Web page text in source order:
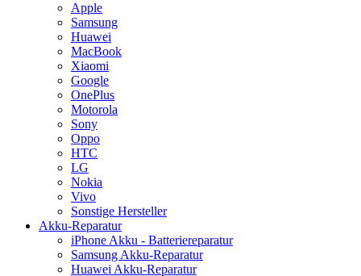
Apple
Samsung
Huawei
MacBook
Xiaomi
Google
OnePlus
Motorola
Sony
Oppo
HTC
LG
Nokia
Vivo
Sonstige Hersteller
Akku-Reparatur
iPhone Akku - Batteriereparatur
Samsung Akku-Reparatur
Huawei Akku-Reparatur